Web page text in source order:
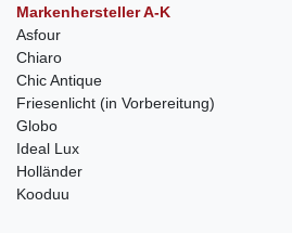
Markenhersteller A-K
Asfour
Chiaro
Chic Antique
Friesenlicht (in Vorbereitung)
Globo
Ideal Lux
Holländer
Kooduu